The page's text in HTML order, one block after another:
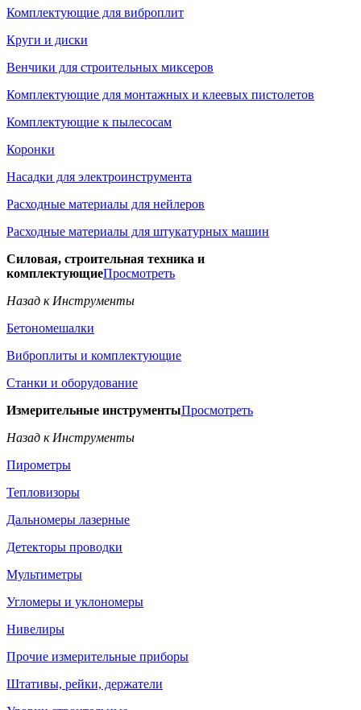
Комплектующие для виброплит
Круги и диски
Венчики для строительных миксеров
Комплектующие для монтажных и клеевых пистолетов
Комплектующие к пылесосам
Коронки
Насадки для электроинструмента
Расходные материалы для нейлеров
Расходные материалы для штукатурных машин
Силовая, строительная техника и
комплектующиеПросмотреть
Назад к Инструменты
Бетономешалки
Виброплиты и комплектующие
Станки и оборудование
Измерительные инструментыПросмотреть
Назад к Инструменты
Пирометры
Тепловизоры
Дальномеры лазерные
Детекторы проводки
Мультиметры
Угломеры и уклономеры
Нивелиры
Прочие измерительные приборы
Штативы, рейки, держатели